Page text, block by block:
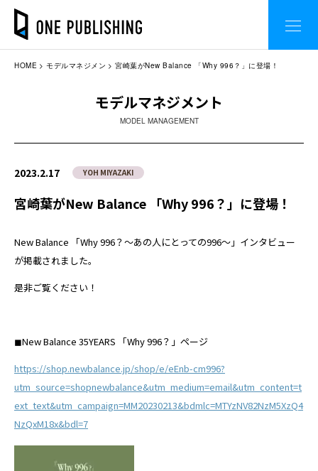
HOME モデルマネジメン 宮崎葉がNew Balance 「Why 996？」に登場！
モデルマネジメント
MODEL MANAGEMENT
2023.2.17 YOH MIYAZAKI
宮崎葉がNew Balance 「Why 996？」に登場！
New Balance 「Why 996？〜あの人にとっての996〜」インタビュー
が掲載されました。
是非ご覧ください！
◼︎New Balance 35YEARS 「Why 996？」ページ
https://shop.newbalance.jp/shop/e/eEnb-cm996?
utm_source=shopnewbalance&utm_medium=email&utm_content=t
ext_text&utm_campaign=MM20230213&bdmlc=MTYzNV82NzM5XzQ4
NzQxM18x&bdl=7